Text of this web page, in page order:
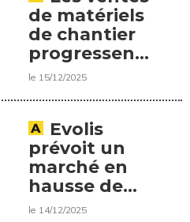
de matériels
de chantier
progressent
en Europe
le 15/12/2025
Evolis
prévoit un
marché en
hausse de
+1% en 2026.
le 14/12/2025